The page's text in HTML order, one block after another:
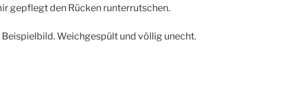
gepflegt den Rücken runterrutschen.
Beispielbild. Weichgespült und völlig unecht.